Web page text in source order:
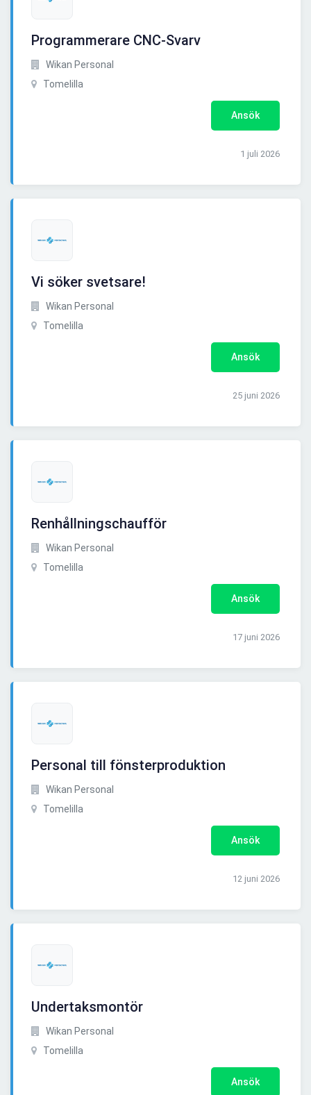
Programmerare CNC-Svarv
Wikan Personal
Tomelilla
Ansök
1 juli 2026
Vi söker svetsare!
Wikan Personal
Tomelilla
Ansök
25 juni 2026
Renhållningschaufför
Wikan Personal
Tomelilla
Ansök
17 juni 2026
Personal till fönsterproduktion
Wikan Personal
Tomelilla
Ansök
12 juni 2026
Undertaksmontör
Wikan Personal
Tomelilla
Ansök